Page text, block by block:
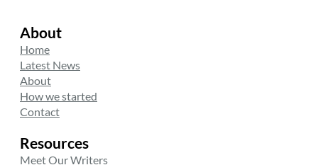
About
Home
Latest News
About
How we started
Contact
Resources
Meet Our Writers